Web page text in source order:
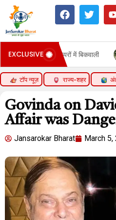
EXCLUSIVE
में बिकवाली असम बाढ़
टॉप न्यूज़ राज्य-शहर
Govinda on
Affair was
Jansarokar Bharat March 5,